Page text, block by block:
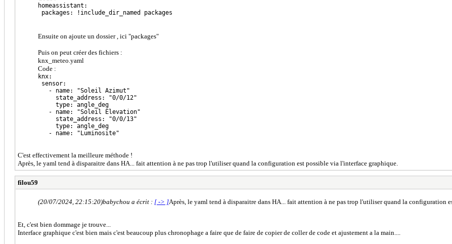
homeassistant:
packages: !include_dir_named packages
Ensuite on ajoute un dossier , ici "packages"
Puis on peut créer des fichiers :
knx_meteo.yaml
Code :
knx:
sensor:
- name: "Soleil Azimut"
state_address: "0/0/12"
type: angle_deg
- name: "Soleil Elevation"
state_address: "0/0/13"
type: angle_deg
- name: "Luminosite"
C'est effectivement la meilleure méthode !
Après, le yaml tend à disparaitre dans HA... fait attention à ne pas trop l'utiliser quand la configuration est possible via l'interface graphique.
filou59
(20/07/2024, 22:15:20)babychou a écrit : [ -> ]Après, le yaml tend à disparaitre dans HA... fait attention à ne pas trop l'utiliser quand la configuration
Et, c'est bien dommage je trouve...
Interface graphique c'est bien mais c'est beaucoup plus chronophage a faire que de faire de copier de coller de code et ajustement a la main....